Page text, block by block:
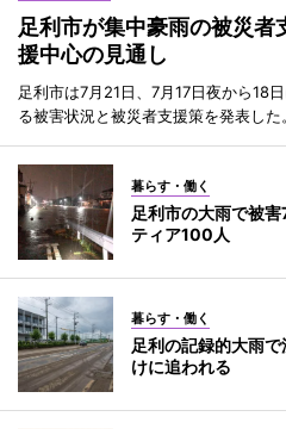
足利市が集中豪雨の被災
援中心の見通し
足利市は7月21日、7月17日夜から18
る被害状況と被災者支援策を発表した。
暮らす・働く
足利市の大雨で被
ティア100人
暮らす・働く
足利の記録的大雨
けに追われる